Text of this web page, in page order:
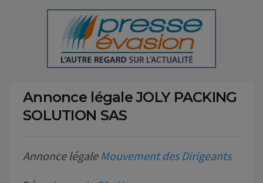
Annonce légale JOLY PACKING
SOLUTION SAS
Annonce légale Mouvement des Dirigeants